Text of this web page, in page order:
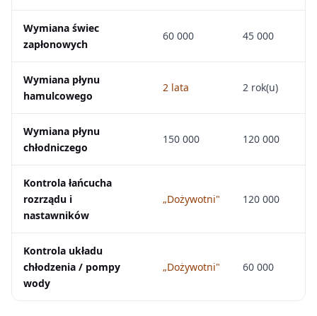
Wymiana świec
zapłonowych
60 000 45 000
Wymiana płynu
hamulcowego
2 lata 2 rok(u)
Wymiana płynu
chłodniczego
150 000 120 000
Kontrola łańcucha
rozrządu i
nastawników
„Dożywotni" 120 000
Kontrola układu
chłodzenia / pompy
wody
„Dożywotni" 60 000